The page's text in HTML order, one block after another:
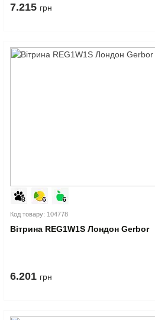
7.215 грн
Код товару: 104778
Вітрина REG1W1S Лондон Gerbor
6.201 грн